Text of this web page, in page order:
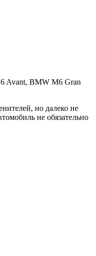
Avant, BMW M6 Gran
но далеко не
не обязательно